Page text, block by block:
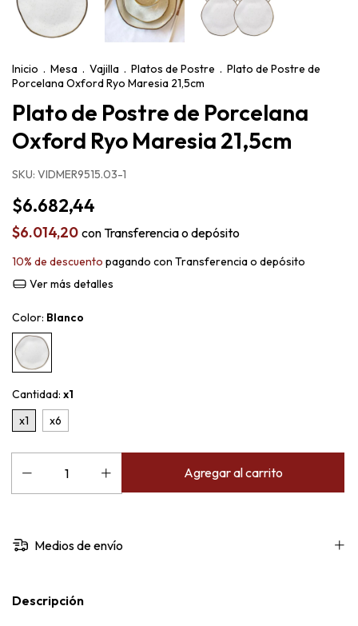
Inicio . Mesa . Vajilla . Platos de Postre . Plato de Postre de
Porcelana Oxford Ryo Maresia 21,5cm
Plato de Postre de Porcelana
Oxford Ryo Maresia 21,5cm
SKU: VIDMER9515.03-1
$6.682,44
$6.014,20 conTransferencia o depósito
10% de descuento pagando con Transferencia o depósito
Ver más detalles
Color: Blanco
Cantidad: x1
x1
x6
Medios de envío
Descripción